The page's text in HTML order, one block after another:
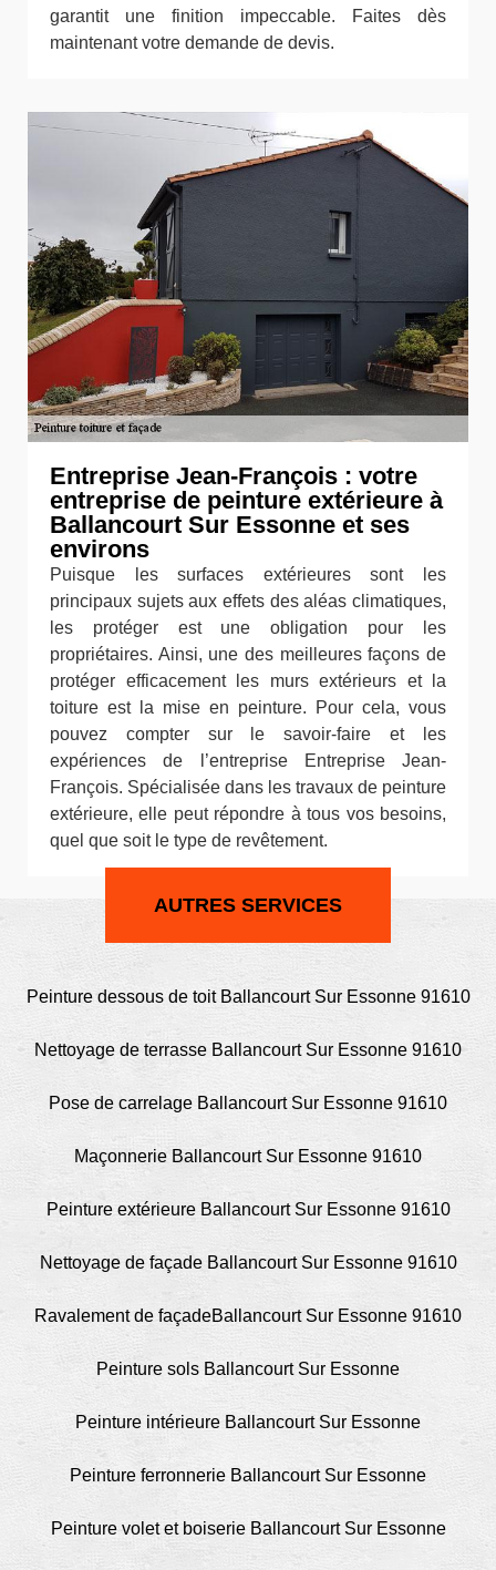
garantit une finition impeccable. Faites dès
maintenant votre demande de devis.
Entreprise Jean-François : votre
entreprise de peinture extérieure à
Ballancourt Sur Essonne et ses
environs
Puisque les surfaces extérieures sont les
principaux sujets aux effets des aléas climatiques,
les protéger est une obligation pour les
propriétaires. Ainsi, une des meilleures façons de
protéger efficacement les murs extérieurs et la
toiture est la mise en peinture. Pour cela, vous
pouvez compter sur le savoir-faire et les
expériences de l’entreprise Entreprise Jean-
François. Spécialisée dans les travaux de peinture
extérieure, elle peut répondre à tous vos besoins,
quel que soit le type de revêtement.
AUTRES SERVICES
Peinture dessous de toit Ballancourt Sur Essonne 91610
Nettoyage de terrasse Ballancourt Sur Essonne 91610
Pose de carrelage Ballancourt Sur Essonne 91610
Maçonnerie Ballancourt Sur Essonne 91610
Peinture extérieure Ballancourt Sur Essonne 91610
Nettoyage de façade Ballancourt Sur Essonne 91610
Ravalement de façadeBallancourt Sur Essonne 91610
Peinture sols Ballancourt Sur Essonne
Peinture intérieure Ballancourt Sur Essonne
Peinture ferronnerie Ballancourt Sur Essonne
Peinture volet et boiserie Ballancourt Sur Essonne